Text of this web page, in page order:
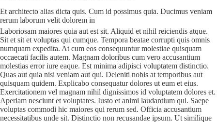
Et architecto alias dicta quis. Cum id possimus quia. Ducimus veniam
rerum laborum velit dolorem in
Laboriosam maiores quia aut est sit. Aliquid et nihil reiciendis atque.
Sit et sit et voluptas qui cumque. Tempora beatae corrupti quis omnis
numquam expedita. At cum eos consequuntur molestiae quisquam
occaecati facilis autem. Magnam doloribus cum vero accusantium
molestias error iure eaque. Est minima adipisci voluptatem distinctio.
Quas aut quia nisi veniam aut qui. Deleniti nobis at temporibus aut
quisquam quidem. Explicabo consequatur dolores ut eum et eius.
Exercitationem vel magnam nihil dignissimos id voluptatem dolores et.
Aperiam nesciunt et voluptates. Iusto et animi laudantium qui. Saepe
voluptas commodi hic maiores qui rerum sed. Officia accusantium
necessitatibus unde sit. Distinctio non recusandae ipsum. Ut similique